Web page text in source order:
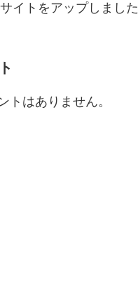
イトをアップしました
トはありません。